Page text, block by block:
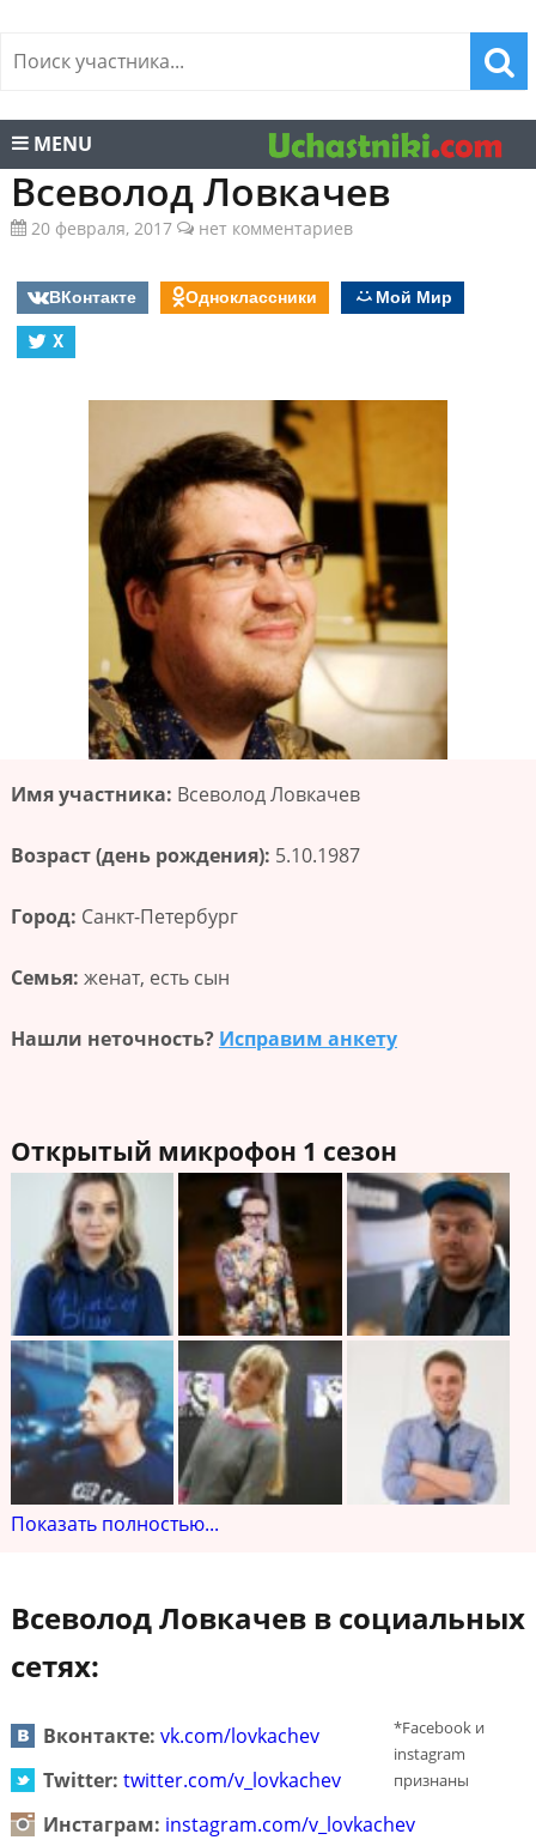
MENU
Всеволод Ловкачев
20 февраля, 2017 нет комментариев
ВКонтакте Одноклассники
Мой Мир
X
Имя участника: Всеволод Ловкачев
Возраст (день рождения): 5.10.1987
Город: Санкт-Петербург
Семья: женат, есть сын
Нашли неточность? Исправим анкету
Открытый микрофон 1 сезон
Показать полностью...
Всеволод Ловкачев в социальных
сетях:
Вконтакте: vk.com/lovkachev
Twitter: twitter.com/v_lovkachev
Инстаграм: instagram.com/v_lovkachev
*Facebook и
instagram
признаны